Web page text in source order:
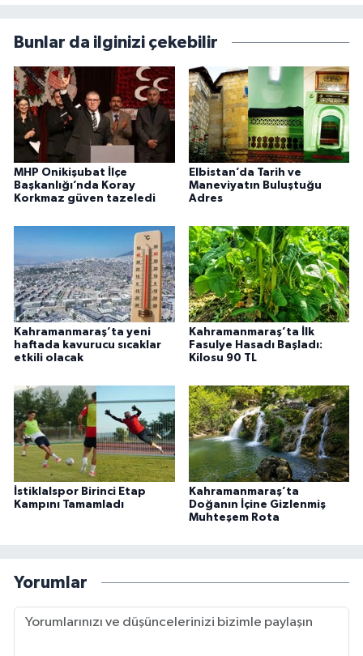
Bunlar da ilginizi çekebilir
MHP Onikişubat İlçe
Başkanlığı’nda Koray
Korkmaz güven tazeledi
Elbistan’da Tarih ve
Maneviyatın Buluştuğu
Adres
Kahramanmaraş’ta yeni
haftada kavurucu sıcaklar
etkili olacak
Kahramanmaraş’ta İlk
Fasulye Hasadı Başladı:
Kilosu 90 TL
İstiklalspor Birinci Etap
Kampını Tamamladı
Kahramanmaraş’ta
Doğanın İçine Gizlenmiş
Muhteşem Rota
Yorumlar